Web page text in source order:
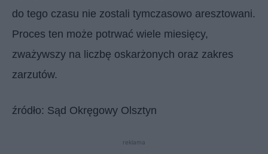
do tego czasu nie zostali tymczasowo aresztowani.
Proces ten może potrwać wiele miesięcy,
zważywszy na liczbę oskarżonych oraz zakres
zarzutów.
źródło: Sąd Okręgowy Olsztyn
reklama